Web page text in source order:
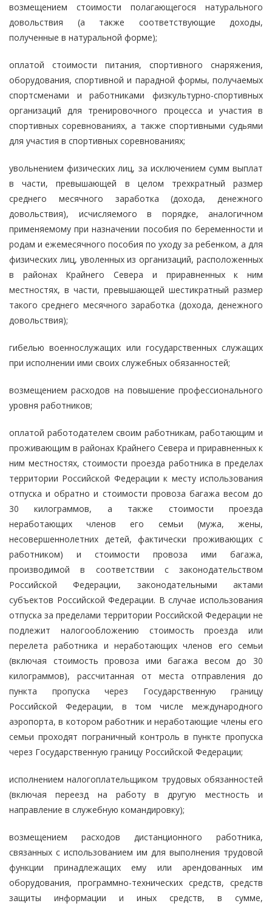
возмещением стоимости полагающегося натурального
довольствия (а также соответствующие доходы,
полученные в натуральной форме);
оплатой стоимости питания, спортивного снаряжения,
оборудования, спортивной и парадной формы, получаемых
спортсменами и работниками физкультурно-спортивных
организаций для тренировочного процесса и участия в
спортивных соревнованиях, а также спортивными судьями
для участия в спортивных соревнованиях;
увольнением физических лиц, за исключением сумм выплат
в части, превышающей в целом трехкратный размер
среднего месячного заработка (дохода, денежного
довольствия), исчисляемого в порядке, аналогичном
применяемому при назначении пособия по беременности и
родам и ежемесячного пособия по уходу за ребенком, а для
физических лиц, уволенных из организаций, расположенных
в районах Крайнего Севера и приравненных к ним
местностях, в части, превышающей шестикратный размер
такого среднего месячного заработка (дохода, денежного
довольствия);
гибелью военнослужащих или государственных служащих
при исполнении ими своих служебных обязанностей;
возмещением расходов на повышение профессионального
уровня работников;
оплатой работодателем своим работникам, работающим и
проживающим в районах Крайнего Севера и приравненных к
ним местностях, стоимости проезда работника в пределах
территории Российской Федерации к месту использования
отпуска и обратно и стоимости провоза багажа весом до
30 килограммов, а также стоимости проезда
неработающих членов его семьи (мужа, жены,
несовершеннолетних детей, фактически проживающих с
работником) и стоимости провоза ими багажа,
производимой в соответствии с законодательством
Российской Федерации, законодательными актами
субъектов Российской Федерации. В случае использования
отпуска за пределами территории Российской Федерации не
подлежит налогообложению стоимость проезда или
перелета работника и неработающих членов его семьи
(включая стоимость провоза ими багажа весом до 30
килограммов), рассчитанная от места отправления до
пункта пропуска через Государственную границу
Российской Федерации, в том числе международного
аэропорта, в котором работник и неработающие члены его
семьи проходят пограничный контроль в пункте пропуска
через Государственную границу Российской Федерации;
исполнением налогоплательщиком трудовых обязанностей
(включая переезд на работу в другую местность и
направление в служебную командировку);
возмещением расходов дистанционного работника,
связанных с использованием им для выполнения трудовой
функции принадлежащих ему или арендованных им
оборудования, программно-технических средств, средств
защиты информации и иных средств, в сумме,